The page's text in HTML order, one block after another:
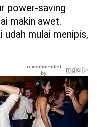
power-saving
makin awet.
mulai menipis,